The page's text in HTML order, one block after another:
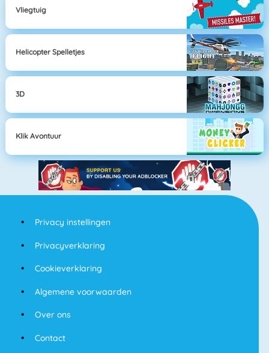
Vliegtuig
Helicopter Spelletjes
3D
Klik Avontuur
Privacy instellingen
Privacyverklaring
Cookieverklaring
Algemene voorwaarden
Over ons
Contact